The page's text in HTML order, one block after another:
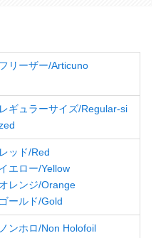
フリーザー/Articuno
レギュラーサイズ/Regular-si
レッド/Red
イエロー/Yellow
オレンジ/Orange
ゴールド/Gold
ノンホロ/Non Holofoil